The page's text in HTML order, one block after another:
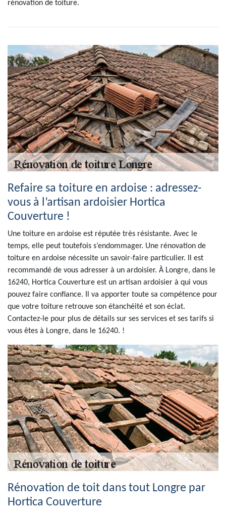
rénovation de toiture.
Refaire sa toiture en ardoise : adressez-
vous à l’artisan ardoisier Hortica
Couverture !
Une toiture en ardoise est réputée très résistante. Avec le
temps, elle peut toutefois s’endommager. Une rénovation de
toiture en ardoise nécessite un savoir-faire particulier. Il est
recommandé de vous adresser à un ardoisier. À Longre, dans le
16240, Hortica Couverture est un artisan ardoisier à qui vous
pouvez faire confiance. Il va apporter toute sa compétence pour
que votre toiture retrouve son étanchéité et son éclat.
Contactez-le pour plus de détails sur ses services et ses tarifs si
vous êtes à Longre, dans le 16240. !
Rénovation de toit dans tout Longre par
Hortica Couverture